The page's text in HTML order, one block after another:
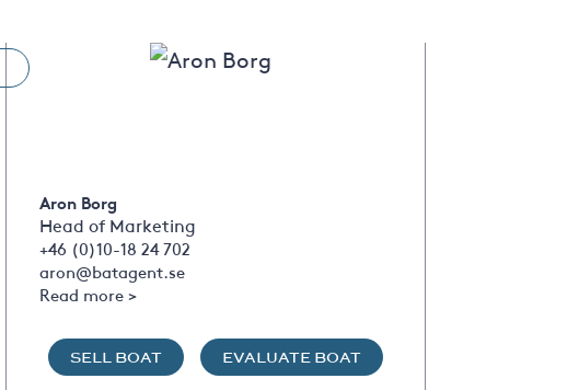
Aron Borg
Head of Marketing
+46 (0)10-18 24 702
aron@batagent.se
Read more >
SELL BOAT EVALUATE BOAT